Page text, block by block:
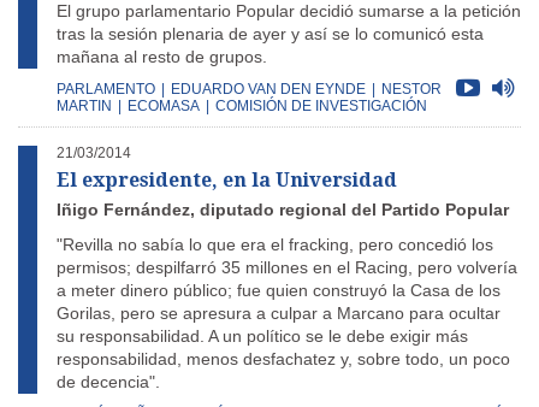
El grupo parlamentario Popular decidió sumarse a la petición
tras la sesión plenaria de ayer y así se lo comunicó esta
mañana al resto de grupos.
PARLAMENTO EDUARDO VAN DEN EYNDE
NESTOR
MARTIN
ECOMASA COMISIÓN DE INVESTIGACIÓN
21/03/2014
El expresidente, en la Universidad
Iñigo Fernández, diputado regional del Partido Popular
"Revilla no sabía lo que era el fracking, pero concedió los
permisos; despilfarró 35 millones en el Racing, pero volvería
a meter dinero público; fue quien construyó la Casa de los
Gorilas, pero se apresura a culpar a Marcano para ocultar
su responsabilidad. A un político se le debe exigir más
responsabilidad, menos desfachatez y, sobre todo, un poco
de decencia".